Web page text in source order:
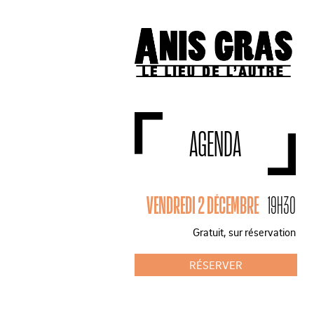
AGENDA
VENDREDI 2 DÉCEMBRE 19H30
Gratuit, sur réservation
RÉSERVER